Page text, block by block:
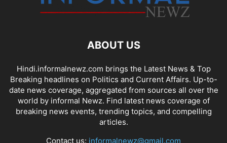
ABOUT US
Hindi.informalnewz.com brings the Latest News & Top
Breaking headlines on Politics and Current Affairs. Up-to-
date news coverage, aggregated from sources all over the
world by informal Newz. Find latest news coverage of
breaking news events, trending topics, and compelling
articles.
Contact us: informalnewz@gmail.com